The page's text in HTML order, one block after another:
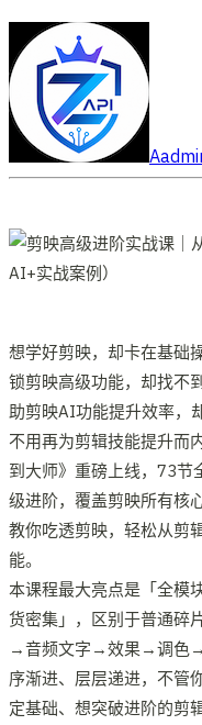
A
想学好剪映，却卡在基础
锁剪映高级功能，却找不
助剪映AI功能提升效率，
不用再为剪辑技能提升而
到大师》重磅上线，73节
级进阶，覆盖剪映所有核
教你吃透剪映，轻松从剪
能。
本课程最大亮点是「全模
货密集」，区别于普通
→音频文字→效果→调色
序渐进、层层递进，不管
定基础、想突破进阶的剪